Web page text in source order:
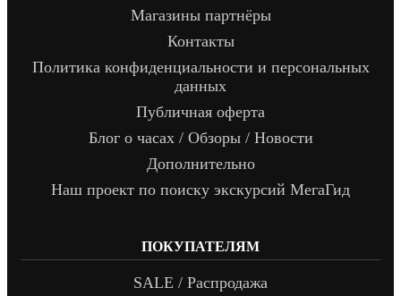
Магазины партнёры
Контакты
Политика конфиденциальности и персональных
данных
Публичная оферта
Блог о часах / Обзоры / Новости
Дополнительно
Наш проект по поиску экскурсий МегаГид
ПОКУПАТЕЛЯМ
SALE / Распродажа